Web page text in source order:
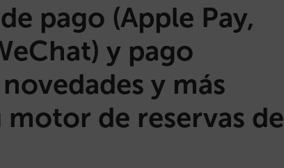
pago (Apple Pay,
y pago
y más
de reservas de